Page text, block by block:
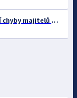
Pes a příchod miminka: nejčastější chyby majitelů a jak se jim vyhnout